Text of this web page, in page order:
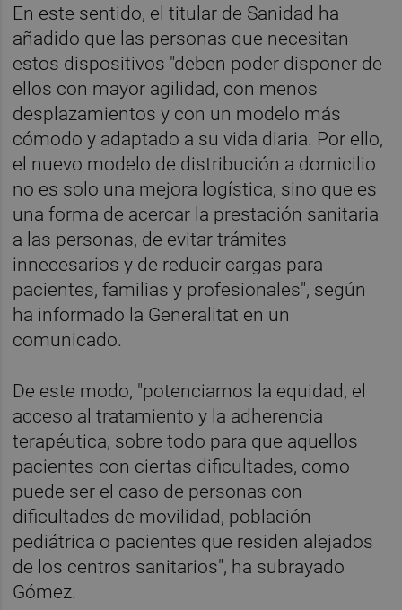
En este sentido, el titular de Sanidad ha
añadido que las personas que necesitan
estos dispositivos "deben poder disponer de
ellos con mayor agilidad, con menos
desplazamientos y con un modelo más
cómodo y adaptado a su vida diaria. Por ello,
el nuevo modelo de distribución a domicilio
no es solo una mejora logística, sino que es
una forma de acercar la prestación sanitaria
a las personas, de evitar trámites
innecesarios y de reducir cargas para
pacientes, familias y profesionales", según
ha informado la Generalitat en un
comunicado.
De este modo, "potenciamos la equidad, el
acceso al tratamiento y la adherencia
terapéutica, sobre todo para que aquellos
pacientes con ciertas dificultades, como
puede ser el caso de personas con
dificultades de movilidad, población
pediátrica o pacientes que residen alejados
de los centros sanitarios", ha subrayado
Gómez.